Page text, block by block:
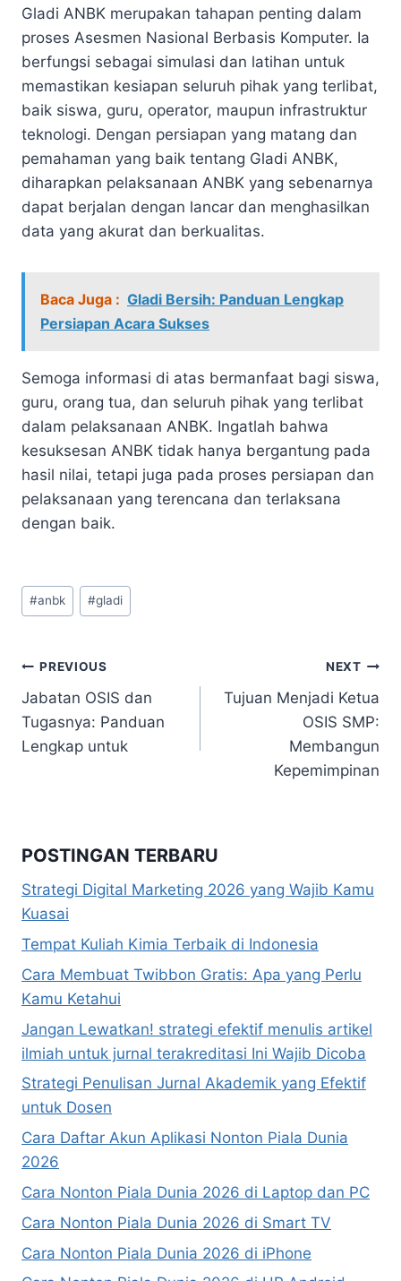
Gladi ANBK merupakan tahapan penting dalam
proses Asesmen Nasional Berbasis Komputer. Ia
berfungsi sebagai simulasi dan latihan untuk
memastikan kesiapan seluruh pihak yang terlibat,
baik siswa, guru, operator, maupun infrastruktur
teknologi. Dengan persiapan yang matang dan
pemahaman yang baik tentang Gladi ANBK,
diharapkan pelaksanaan ANBK yang sebenarnya
dapat berjalan dengan lancar dan menghasilkan
data yang akurat dan berkualitas.
Baca Juga : Gladi Bersih: Panduan Lengkap
Persiapan Acara Sukses
Semoga informasi di atas bermanfaat bagi siswa,
guru, orang tua, dan seluruh pihak yang terlibat
dalam pelaksanaan ANBK. Ingatlah bahwa
kesuksesan ANBK tidak hanya bergantung pada
hasil nilai, tetapi juga pada proses persiapan dan
pelaksanaan yang terencana dan terlaksana
dengan baik.
Post
Tags:
#anbk #gladi
Navigasi
pos
PREVIOUS
Jabatan OSIS dan
Tugasnya: Panduan
Lengkap untuk
NEXT
Tujuan Menjadi Ketua
OSIS SMP:
Membangun
Kepemimpinan
POSTINGAN TERBARU
Strategi Digital Marketing 2026 yang Wajib Kamu
Kuasai
Tempat Kuliah Kimia Terbaik di Indonesia
Cara Membuat Twibbon Gratis: Apa yang Perlu
Kamu Ketahui
Jangan Lewatkan! strategi efektif menulis artikel
ilmiah untuk jurnal terakreditasi Ini Wajib Dicoba
Strategi Penulisan Jurnal Akademik yang Efektif
untuk Dosen
Cara Daftar Akun Aplikasi Nonton Piala Dunia
2026
Cara Nonton Piala Dunia 2026 di Laptop dan PC
Cara Nonton Piala Dunia 2026 di Smart TV
Cara Nonton Piala Dunia 2026 di iPhone